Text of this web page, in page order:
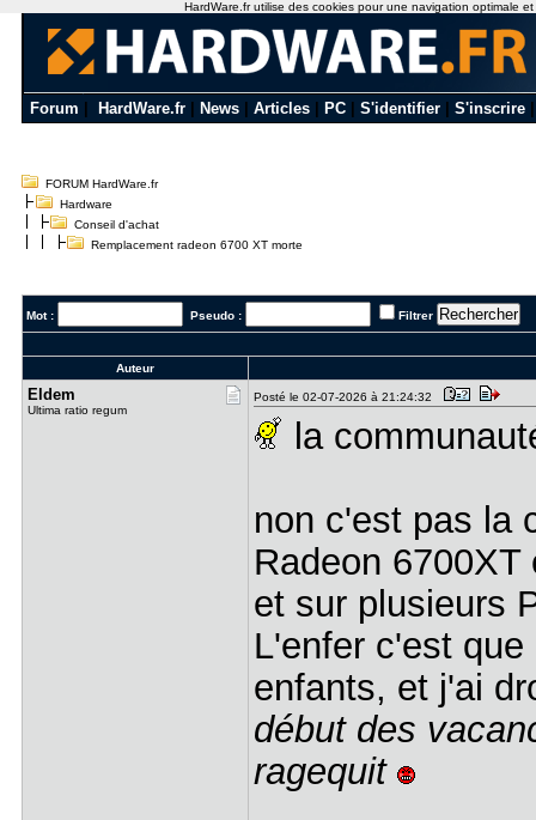
Forum HardWare.fr News Articles PC S'identifier S'inscrire
FORUM HardWare.fr
Hardware
Conseil d'achat
Remplacement radeon 6700 XT morte
Mot : Pseudo : Filtrer
Auteur
Eldem
Ultima ratio regum
Posté le 02-07-2026 à 21:24:32
la
non c'est pas la
Radeon
et sur plusieurs
L'enfer c'est
enfants, et j'ai
début des
ragequit
HardWare.fr utilise des cookies pour une navigation optimale